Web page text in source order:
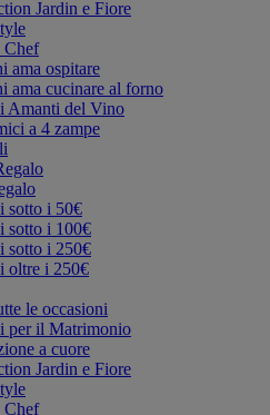
Jardin e Fiore
Chef
ama ospitare
ama cucinare al forno
Amanti del Vino
a 4 zampe
sotto i 50€
sotto i 100€
sotto i 250€
oltre i 250€
le occasioni
per il Matrimonio
a cuore
Jardin e Fiore
Chef